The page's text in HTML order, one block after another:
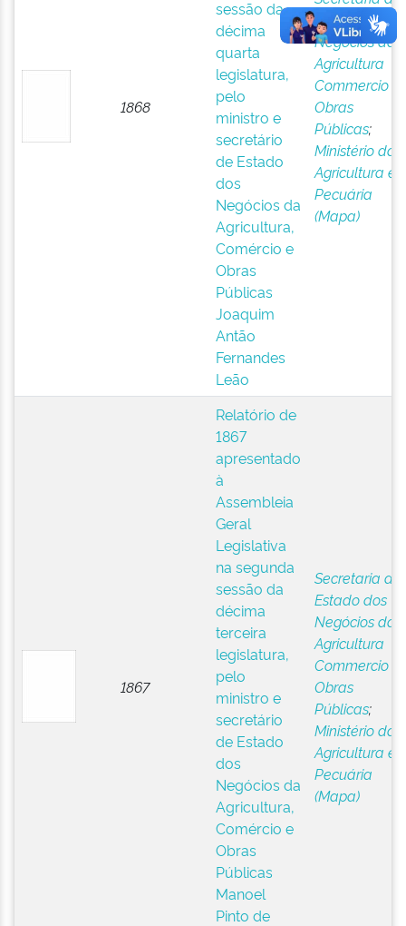
1868
sessão da
décima
quarta
legislatura,
pelo
ministro e
secretário
de Estado
dos
Negócios da
Agricultura,
Comércio e
Obras
Públicas
Joaquim
Antão
Fernandes
Leão
Estado dos
Negócios da
Agricultura
Commercio e
Obras
Públicas;
Ministério da
Agricultura e
Pecuária
(Mapa)
1867
Relatório de
1867
apresentado
à
Assembleia
Geral
Legislativa
na segunda
sessão da
décima
terceira
legislatura,
pelo
ministro e
secretário
de Estado
dos
Negócios da
Agricultura,
Comércio e
Obras
Públicas
Manoel
Pinto de
Secretaria de
Estado dos
Negócios da
Agricultura
Commercio e
Obras
Públicas;
Ministério da
Agricultura e
Pecuária
(Mapa)